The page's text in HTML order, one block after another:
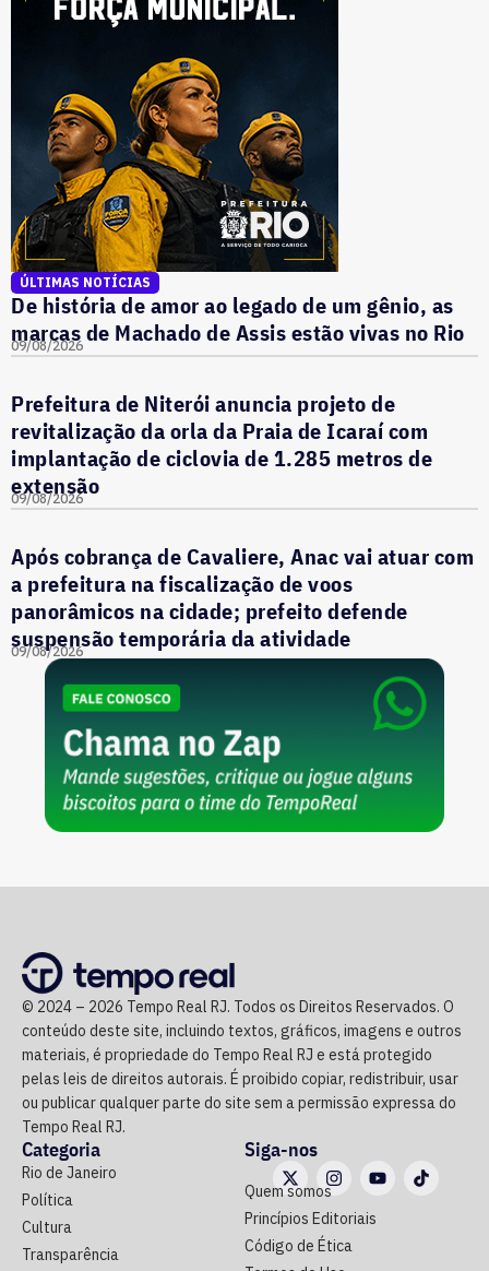
ÚLTIMAS NOTÍCIAS
De história de amor ao legado de um gênio, as
marcas de Machado de Assis estão vivas no Rio
09/08/2026
Prefeitura de Niterói anuncia projeto de
revitalização da orla da Praia de Icaraí com
implantação de ciclovia de 1.285 metros de
extensão
09/08/2026
Após cobrança de Cavaliere, Anac vai atuar com
a prefeitura na fiscalização de voos
panorâmicos na cidade; prefeito defende
suspensão temporária da atividade
09/08/2026
© 2024 – 2026 Tempo Real RJ. Todos os Direitos Reservados. O
conteúdo deste site, incluindo textos, gráficos, imagens e outros
materiais, é propriedade do Tempo Real RJ e está protegido
pelas leis de direitos autorais. É proibido copiar, redistribuir, usar
ou publicar qualquer parte do site sem a permissão expressa do
Tempo Real RJ.
Categoria
Rio de Janeiro
Política
Cultura
Transparência
Siga-nos
Quem somos
Princípios Editoriais
Código de Ética